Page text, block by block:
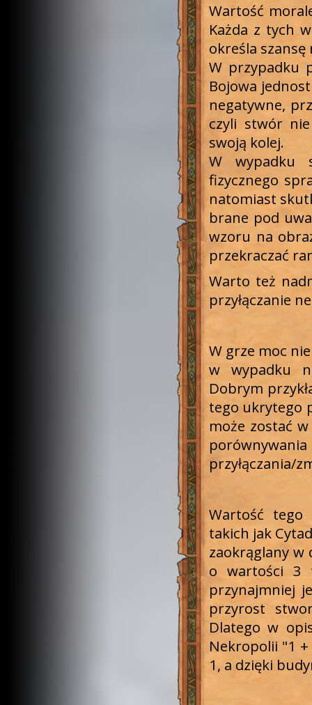
Wartość
Każda z tych
określa
W przypadku
Bojowa
negatywne,
czyli stwór
swoją kolej.
W wypadku
fizycznego
natomiast
brane pod
wzoru na
przekraczać
Warto też
przyłączanie
W grze moc
w wypadku
Dobrym
tego ukrytego
może zostać
przyłączania/
Wartość tego
takich jak
zaokrąglany w
o wartości 3
przynajmniej
przyrost
Dlatego w
Nekropolii "1
1, a dzięki